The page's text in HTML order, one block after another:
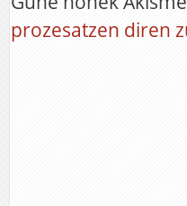
prozesatzen diren